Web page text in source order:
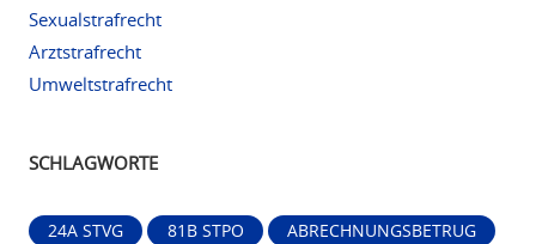
Sexualstrafrecht
Arztstrafrecht
Umweltstrafrecht
SCHLAGWORTE
24A STVG 81B STPO ABRECHNUNGSBETRUG